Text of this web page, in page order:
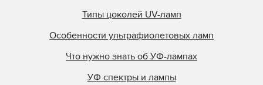
Типы цоколей UV-ламп
Особенности ультрафиолетовых ламп
Что нужно знать об УФ-лампах
УФ спектры и лампы